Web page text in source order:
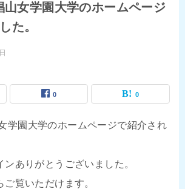
女学園大学のホームページ
た。
0 0
学園大学のホームページで紹介され
ありがとうございました。
覧いただけます。